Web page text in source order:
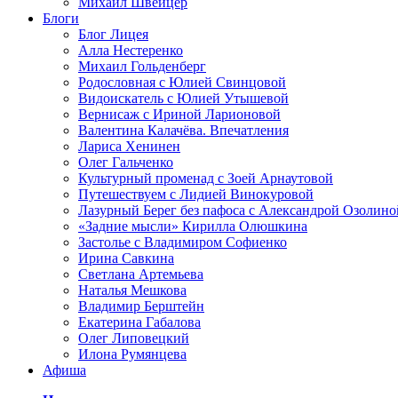
Блоги
Блог Лицея
Алла Нестеренко
Михаил Гольденберг
Родословная с Юлией Свинцовой
Видоискатель с Юлией Утышевой
Вернисаж с Ириной Ларионовой
Валентина Калачёва. Впечатления
Лариса Хенинен
Олег Гальченко
Культурный променад с Зоей Арнаутовой
Путешествуем с Лидией Винокуровой
Лазурный Берег без пафоса с Александрой
«Задние мысли» Кирилла Олюшкина
Застолье с Владимиром Софиенко
Ирина Савкина
Светлана Артемьева
Наталья Мешкова
Владимир Берштейн
Екатерина Габалова
Олег Липовецкий
Илона Румянцева
Афиша